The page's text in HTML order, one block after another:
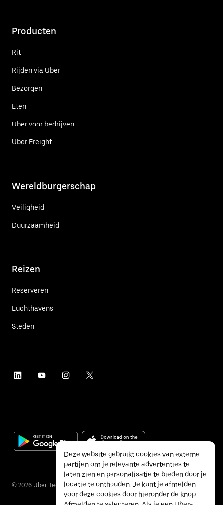
Producten
Rit
Rijden via Uber
Bezorgen
Eten
Uber voor bedrijven
Uber Freight
Wereldburgerschap
Veiligheid
Duurzaamheid
Reizen
Reserveren
Luchthavens
Steden
© 2026 Uber Technologies Inc.
Deze website gebruikt cookies van externe
partijen om je relevante advertenties te
laten zien en personalisatie te bieden door je
locatie te onthouden. Je kunt je afmelden
voor deze cookies door hieronder de knop